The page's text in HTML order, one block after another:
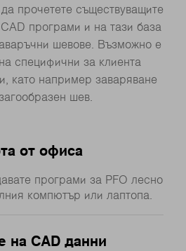
прочетете съществуващите
програми и на тази база
шевове. Възможно е
специфични за клиента
като например заваряване
шев.
от офиса
програми за PFO лесно
компютър или лаптопа.
на CAD данни